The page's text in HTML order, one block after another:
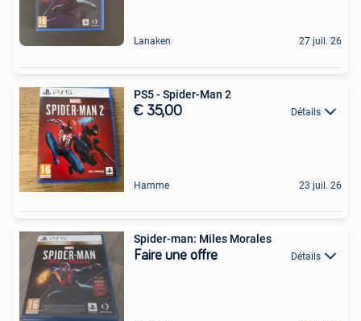
Lanaken 27 juil. 26
PS5 - Spider-Man 2
€ 35,00 Détails
Hamme 23 juil. 26
Spider-man: Miles Morales
Faire une offre Détails